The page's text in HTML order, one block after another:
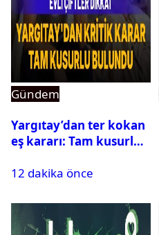
Gündem
Yargıtay’dan ter kokan
eş kararı: Tam kusurlu
12 dakika önce